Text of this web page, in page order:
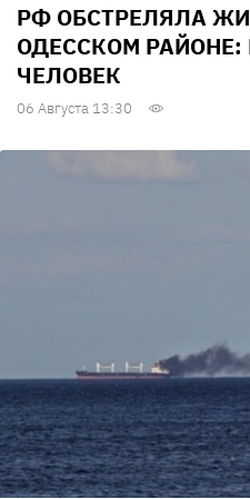
РФ ОБСТРЕЛЯЛА
ОДЕССКОМ
ЧЕЛОВЕК
06 Августа 13:30